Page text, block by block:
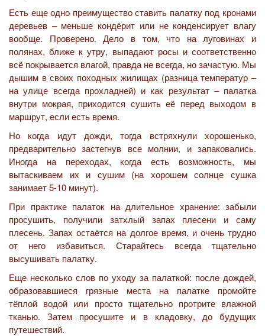
Есть еще одно преимущество ставить палатку под кронами
деревьев – меньше кондёрит или не конденсирует влагу
вообще. Проверено. Дело в том, что на луговинах и
полянах, ближе к утру, выпадают росы и соответственно
всё покрывается влагой, правда не всегда, но зачастую. Мы
дышим в своих походных жилищах (разница температур –
на улице всегда прохладней) и как результат – палатка
внутри мокрая, приходится сушить её перед выходом в
маршрут, если есть время.
Но когда идут дожди, тогда встряхнули хорошенько,
предварительно застегнув все молнии, и запаковались.
Иногда на переходах, когда есть возможность, мы
вытаскиваем их и сушим (на хорошем солнце сушка
занимает 5-10 минут).
При практике палаток на длительное хранение: забыли
просушить, получили затхлый запах плесени и саму
плесень. Запах остаётся на долгое время, и очень трудно
от него избавиться. Старайтесь всегда тщательно
высушивать палатку.
Еще несколько слов по уходу за палаткой: после дождей,
образовавшиеся грязные места на палатке промойте
тёплой водой или просто тщательно протрите влажной
тканью. Затем просушите и в кладовку, до будущих
путешествий.